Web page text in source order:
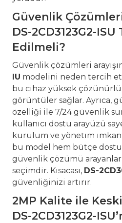
Güvenlik
DS-2CD3123G2-ISU
Edilmeli?
Güvenlik çözümleri
IU modelini neden tercih
bu cihaz yüksek
görüntüler sağlar. Ayrıca,
özelliği ile 7/24 güvenlik
kullanıcı dostu arayüzü
kurulum ve yönetim
bu model hem bütçe
güvenlik çözümü
seçimdir. Kısacası, DS-
güvenliğinizi artırır.
2MP Kalite ile
DS-2CD3123G2-